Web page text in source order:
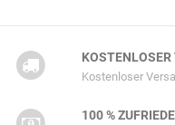
KOSTENLOSER
Kostenloser
100 %